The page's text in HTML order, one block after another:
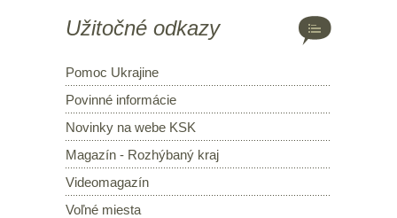
Užitočné odkazy
Pomoc Ukrajine
Povinné informácie
Novinky na webe KSK
Magazín - Rozhýbaný kraj
Videomagazín
Voľné miesta